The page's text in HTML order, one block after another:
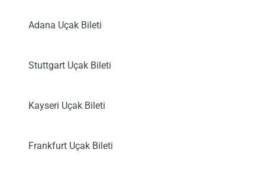
Adana Uçak Bileti
Stuttgart Uçak Bileti
Kayseri Uçak Bileti
Frankfurt Uçak Bileti